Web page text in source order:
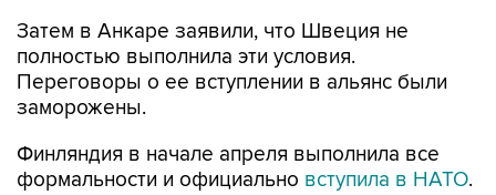
Затем в Анкаре заявили, что Швеция не
полностью выполнила эти условия.
Переговоры о ее вступлении в альянс были
заморожены.
Финляндия в начале апреля выполнила все
формальности и официально вступила в НАТО.